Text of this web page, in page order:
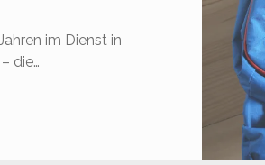
im Dienst in
die…